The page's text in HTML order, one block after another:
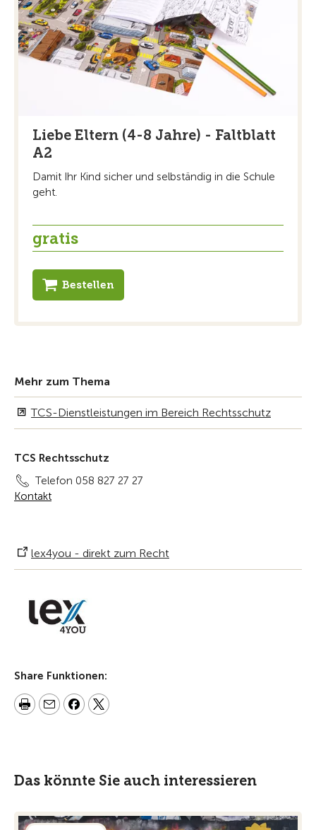
Liebe Eltern (4-8 Jahre) - Faltblatt
A2
Damit Ihr Kind sicher und selbständig in die Schule
geht.
gratis
Bestellen
Mehr zum Thema
TCS-Dienstleistungen im Bereich Rechtsschutz
TCS Rechtsschutz
Telefon 058 827 27 27
Kontakt
lex4you - direkt zum Recht
Share Funktionen:
Das könnte Sie auch interessieren